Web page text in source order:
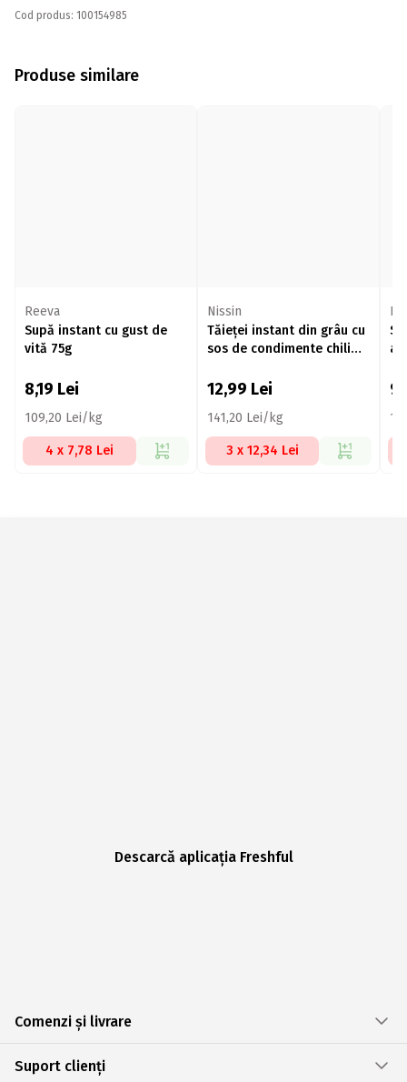
Cod produs: 100154985
Produse similare
Reeva
Supă instant cu gust de
vită 75g
8,19 Lei
109,20 Lei/kg
4 x 7,78 Lei
Nissin
Tăieței instant din grâu cu
sos de condimente chili
12,99 Lei
141,20 Lei/kg
3 x 12,34 Lei
Descarcă aplicația Freshful
Comenzi și livrare
Suport clienți